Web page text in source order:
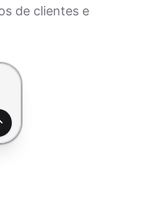
de clientes e